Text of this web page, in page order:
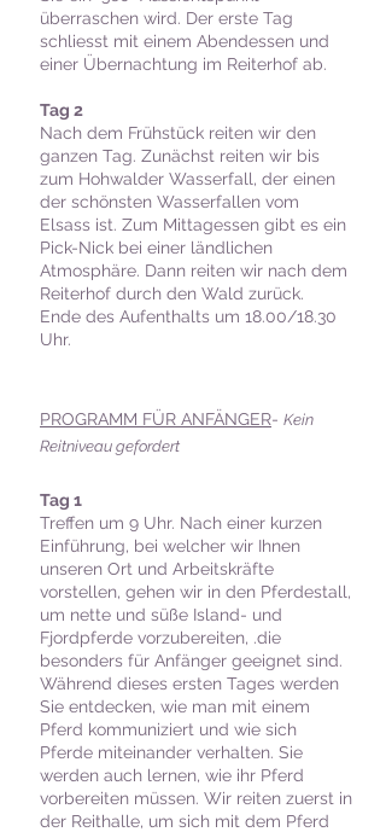
überraschen wird. Der erste Tag
schliesst mit einem Abendessen und
einer Übernachtung im Reiterhof ab.
Tag 2
Nach dem Frühstück reiten wir den
ganzen Tag. Zunächst reiten wir bis
zum Hohwalder Wasserfall, der einen
der schönsten Wasserfallen vom
Elsass ist. Zum Mittagessen gibt es ein
Pick-Nick bei einer ländlichen
Atmosphäre. Dann reiten wir nach dem
Reiterhof durch den Wald zurück.
Ende des Aufenthalts um 18.00/18.30
Uhr.
PROGRAMM FÜR ANFÄNGER- Kein
Reitniveau gefordert
Tag 1
Treffen um 9 Uhr. Nach einer kurzen
Einführung, bei welcher wir Ihnen
unseren Ort und Arbeitskräfte
vorstellen, gehen wir in den Pferdestall,
um nette und süße Island- und
Fjordpferde vorzubereiten, .die
besonders für Anfänger geeignet sind.
Während dieses ersten Tages werden
Sie entdecken, wie man mit einem
Pferd kommuniziert und wie sich
Pferde miteinander verhalten. Sie
werden auch lernen, wie ihr Pferd
vorbereiten müssen. Wir reiten zuerst in
der Reithalle, um sich mit dem Pferd